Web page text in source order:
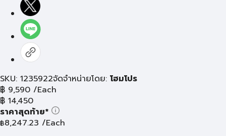
SKU: 1235922จัดจำหน่ายโดย: โฮมโปร
฿ 9,590 /Each
฿ 14,450
ราคาสุดท้าย*
฿8,247.23 /Each